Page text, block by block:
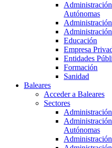
Autónomas
Educación
Empresa
Entidades
Formación
Sanidad
Baleares
Acceder a Baleares
Sectores
Autónomas